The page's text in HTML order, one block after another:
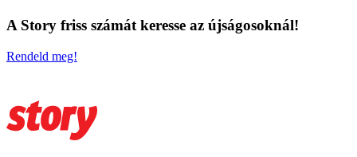
A Story friss számát keresse az újságosoknál!
Rendeld meg!